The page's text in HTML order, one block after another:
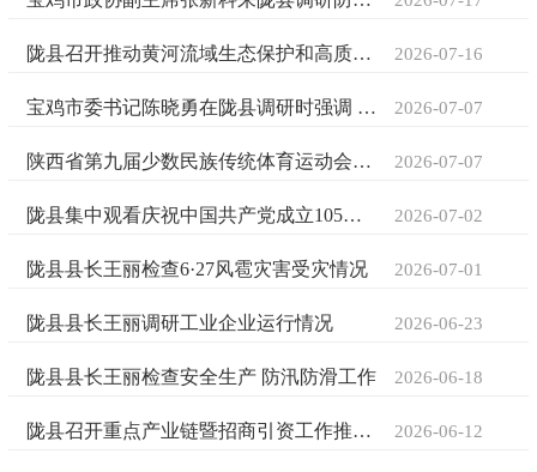
陇县召开推动黄河流域生态保护和高质量发展领导小组全体（扩大）会议暨生... 2026-07-16
宝鸡市委书记陈晓勇在陇县调研时强调 增强农业防灾减灾能力推动乡村全面振兴 2026-07-07
陕西省第九届少数民族传统体育运动会在陇县开幕 2026-07-07
陇县集中观看庆祝中国共产党成立105周年大会直播 2026-07-02
陇县县长王丽检查6·27风雹灾害受灾情况 2026-07-01
陇县县长王丽调研工业企业运行情况 2026-06-23
陇县县长王丽检查安全生产 防汛防滑工作 2026-06-18
陇县召开重点产业链暨招商引资工作推进会 2026-06-12